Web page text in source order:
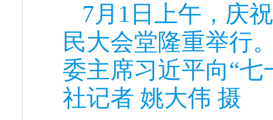
7月1日上午，庆
民大会堂隆重举行
委主席习近平向“
社记者 姚大伟 摄